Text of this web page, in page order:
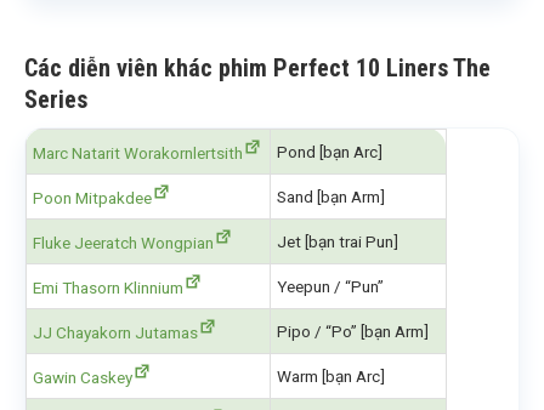
Các diễn viên khác phim Perfect 10 Liners The
Series
Marc Natarit Worakornlertsith Pond [bạn Arc]
Poon Mitpakdee Sand [bạn Arm]
Fluke Jeeratch Wongpian Jet [bạn trai Pun]
Emi Thasorn Klinnium Yeepun / “Pun”
JJ Chayakorn Jutamas Pipo / “Po” [bạn Arm]
Gawin Caskey Warm [bạn Arc]